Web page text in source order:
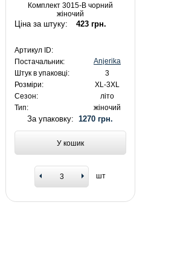
Комплект 3015-В чорний
жіночий
Ціна за штуку: 423 грн.
Артикул ID:
Постачальник:
Anjerika
Штук в упаковці:
3
Розміри:
XL-3XL
Сезон:
літо
Тип:
жіночий
За упаковку:1270 грн.
У кошик
шт